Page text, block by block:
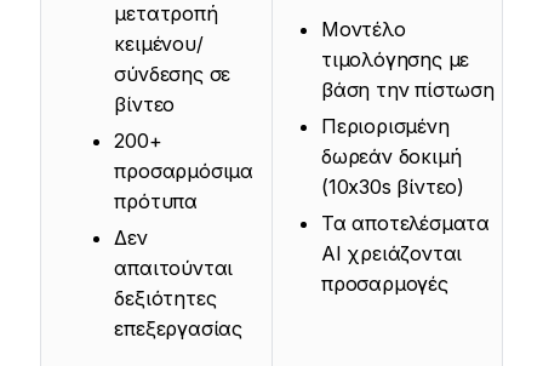
μετατροπή
κειμένου/
σύνδεσης σε
βίντεο
200+
προσαρμόσιμα
πρότυπα
Δεν
απαιτούνται
δεξιότητες
επεξεργασίας
Μοντέλο
τιμολόγησης με
βάση την πίστωση
Περιορισμένη
δωρεάν δοκιμή
(10x30s βίντεο)
Τα αποτελέσματα
AI χρειάζονται
προσαρμογές